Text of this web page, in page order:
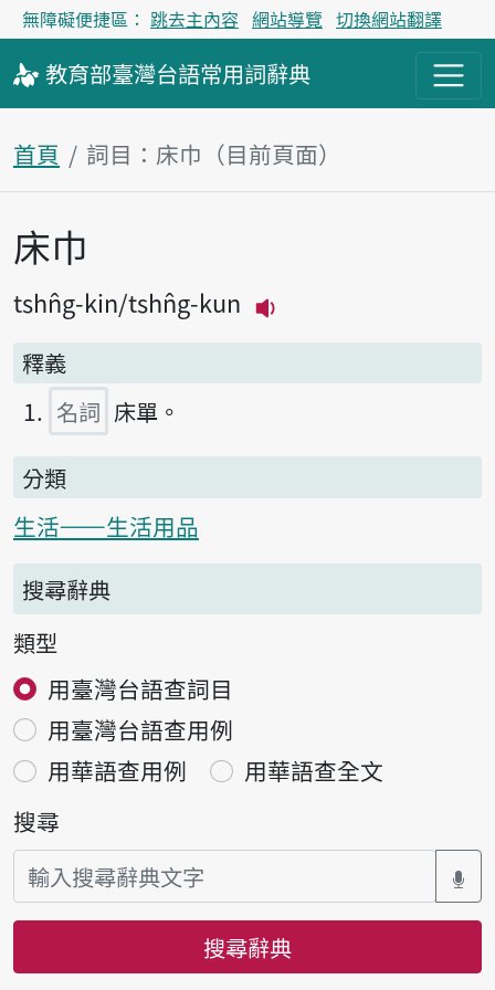
無障礙便捷區： 跳去主內容 網站導覽 切換網站翻譯
教育部臺灣台語常用詞辭典
首頁 詞目：床巾（目前頁面）
主內容區塊
床巾
tshn̂g-kin tshn̂g-kun
釋義
名詞 床單。
分類
生活——生活用品
搜尋辭典
類型
用臺灣台語查詞目
用臺灣台語查用例
用華語查用例
用華語查全文
搜尋
搜尋辭典